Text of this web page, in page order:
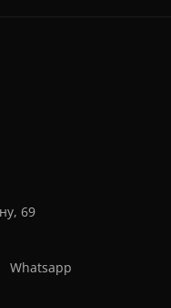
69
Whatsapp